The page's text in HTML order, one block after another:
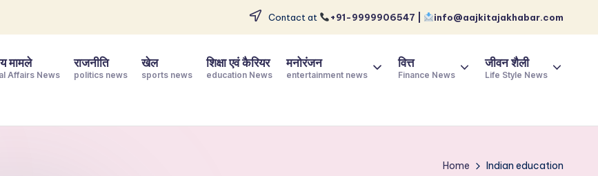
Contact at +91-9999906547 | info@aajkitajakhabar.com
मामले
Affairs News
राजनीति
politics news
खेल
sports news
शिक्षा एवं कैरियर
education News
मनोरंजन
entertainment news
वित्त
Finance News
जीवन शैली
Life Style News
Home Indian education